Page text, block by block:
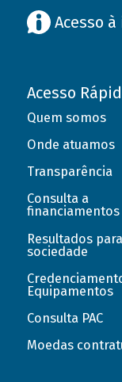
Acesso
Acesso
Quem somos
Onde atuamos
Transparência
Consulta a
financiamentos
Resultados
sociedade
Equipamentos
Consulta PAC
Moedas